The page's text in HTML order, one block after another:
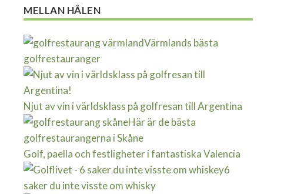
MELLAN HÅLEN
Värmlands bästa
golfrestauranger
Njut av vin i världsklass på golfresan till Argentina
Här är de bästa
golfrestaurangerna i Skåne
Golf, paella och festligheter i fantastiska Valencia
6
saker du inte visste om whisky